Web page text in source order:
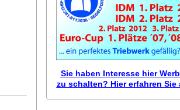
Sie haben Interesse hier
zu schalten? Hier erfahren Sie